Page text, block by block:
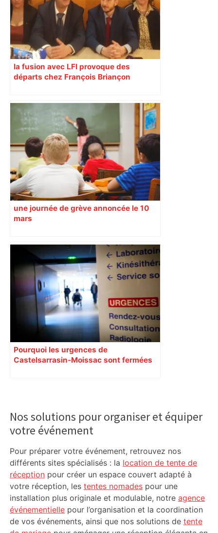
la fusion avec LFI provoque des
départs chez François Briançon
une journée de grève annoncée le 10
mars
Pourquoi les urgences de
Castelsarrasin-Moissac sont fermées
Sidebar
Nos solutions pour organiser et équiper
votre événement
Pour préparer votre événement, retrouvez nos
différents sites spécialisés : la location de tente de
réception pour créer un espace couvert adapté à
votre réception, les tentes nomades pour une
installation plus originale et modulable, notre agence
événementielle pour l’organisation et la coordination
de vos événements, ainsi que nos solutions de tente